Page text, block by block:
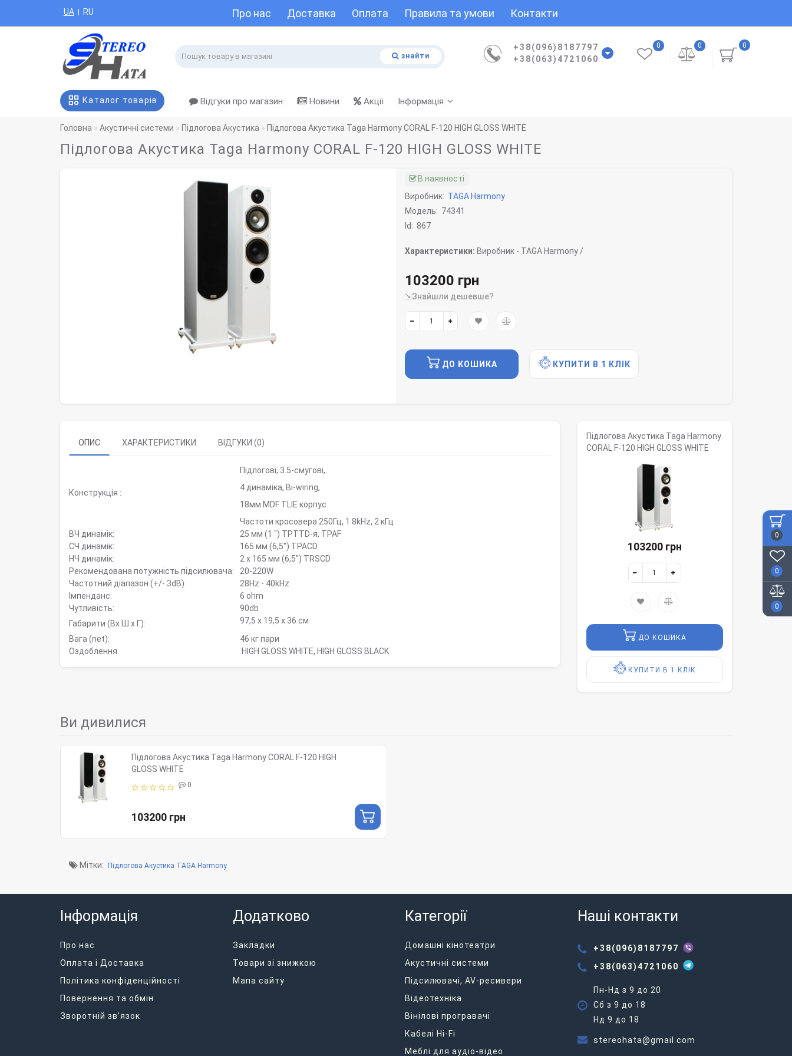
0
0
0
Про нас Доставка Оплата Правила та умови Контакти
UA | RU
знайти
+38(096)8187797
+38(063)4721060
0
0
0
Каталог товарів Відгуки про магазин Новини Акції Інформація
Головна Акустичні системи Підлогова Акустика Підлогова Акустика Taga Harmony CORAL F-120 HIGH GLOSS WHITE
Підлогова Акустика Taga Harmony CORAL F-120 HIGH GLOSS WHITE
В наявності
Виробник: TAGA Harmony
Модель: 74341
Id: 867
Характеристики: Виробник - TAGA Harmony /
103200 грн
⇲Знайшли дешевше?
ДО КОШИКА КУПИТИ В 1 КЛІК
ОПИС ХАРАКТЕРИСТИКИ ВІДГУКИ (0)
Конструкція :
Підлогові, 3.5-смугові,
4 динаміка, Bi-wiring,
18мм MDF TLIE корпус
Частоти кросовера 250Гц, 1.8kHz, 2 кГц
ВЧ динамік:
25 мм (1 ") TPTTD-я, TPAF
СЧ динамік:
165 мм (6,5") TPACD
НЧ динамік:
2 х 165 мм (6,5") TRSCD
Рекомендована потужність підсилювача:
20-220W
Частотний діапазон (+/- 3dB):
28Hz - 40kHz
Імпенданс:
6 ohm
Чутливість:
90db
Габарити (Вx Ш x Г):
97,5 х 19,5 х 36 см
Вага (net):
46 кг пари
Оздоблення
HIGH GLOSS WHITE, HIGH GLOSS BLACK
Підлогова Акустика Taga Harmony
CORAL F-120 HIGH GLOSS WHITE
103200 грн
ДО КОШИКА
КУПИТИ В 1 КЛІК
Ви дивилися
Підлогова Акустика Taga Harmony CORAL F-120 HIGH
GLOSS WHITE
0
103200 грн
Мітки: Підлогова Акустика TAGA Harmony
Інформація
Про нас
Оплата і Доставка
Політика конфіденційності
Повернення та обмін
Зворотній зв’язок
Додатково
Закладки
Товари зі знижкою
Мапа сайту
Категорії
Домашні кінотеатри
Акустичні системи
Підсилювачі, AV-ресивери
Відеотехніка
Вінілові програвачі
Кабелі Hi-Fi
Меблі для аудіо-відео
Наші контакти
+38(096)8187797
+38(063)4721060
Пн-Нд з 9 до 20
Сб з 9 до 18
Нд 9 до 18
stereohata@gmail.com